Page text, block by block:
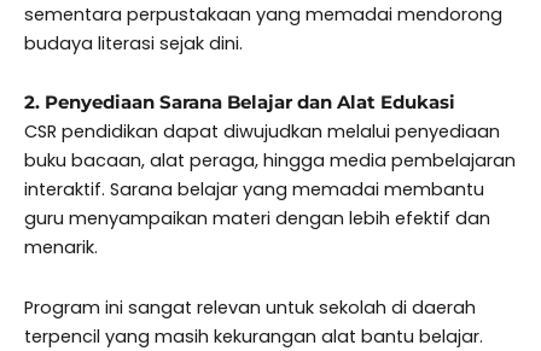
sementara perpustakaan yang memadai mendorong
budaya literasi sejak dini.
2. Penyediaan Sarana Belajar dan Alat Edukasi
CSR pendidikan dapat diwujudkan melalui penyediaan
buku bacaan, alat peraga, hingga media pembelajaran
interaktif. Sarana belajar yang memadai membantu
guru menyampaikan materi dengan lebih efektif dan
menarik.
Program ini sangat relevan untuk sekolah di daerah
terpencil yang masih kekurangan alat bantu belajar.